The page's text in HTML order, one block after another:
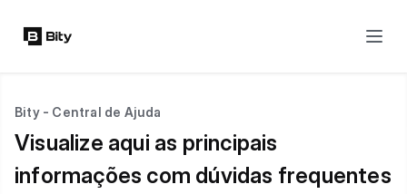
Bity - Central de Ajuda
Visualize aqui as principais
informações com dúvidas frequentes